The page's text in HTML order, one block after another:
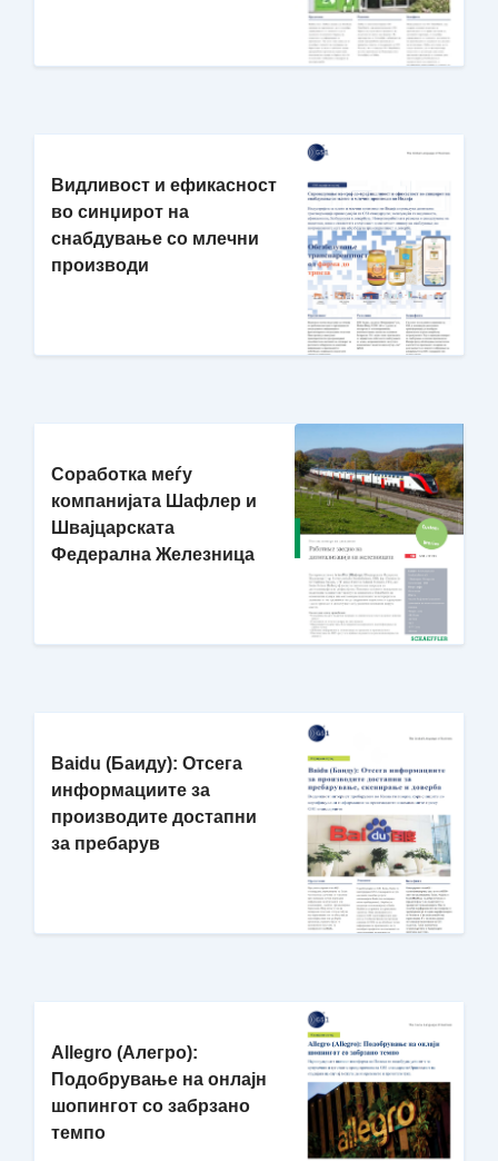
Видливост и ефикасност
во синџирот на
снабдување со млечни
производи
Соработка меѓу
компанијата Шафлер и
Швајцарската
Федерална Железница
Baidu (Баиду): Отсега
информациите за
производите достапни
за пребарув
Allegro (Алегро):
Подобрување на онлајн
шопингот со забрзано
темпо